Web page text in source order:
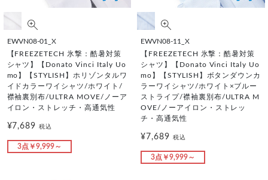
EWVN08-01_X
【FREEZETECH 氷撃：酷暑対策
シャツ】【Donato Vinci Italy Uo
mo】【STYLISH】ホリゾンタルワ
イドカラーワイシャツ/ホワイト/
襟袖裏別布/ULTRA MOVE/ノーア
イロン・ストレッチ・高通気性
¥7,689税込
3点￥9,999～
EWVN08-11_X
【FREEZETECH 氷撃：酷暑対策
シャツ】【Donato Vinci Italy Uo
mo】【STYLISH】ボタンダウンカ
ラーワイシャツ/ホワイト×ブルー
ストライプ/襟袖裏別布/ULTRA M
OVE/ノーアイロン・ストレッ
チ・高通気性
¥7,689 税込
3点￥9,999～